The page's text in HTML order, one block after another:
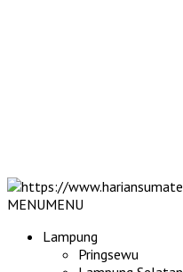
MENUMENU
Lampung
Pringsewu